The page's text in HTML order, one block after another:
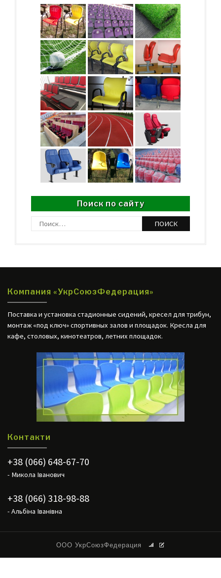
Поиск по сайту
Найти:
Компания «УкрСоюзФедерация»
Поставка и установка стадионные сидений, кресел для трибун,
монтаж «под ключ» спортивных залов и площадок. Кресла для
кафе, столовых, кинотеатров, летних площадок.
Контакти
+38 (066) 648-67-70
- Микола Іванович
+38 (066) 318-98-88
- Альбіна Іванівна
ООО УкрСоюзФедерация